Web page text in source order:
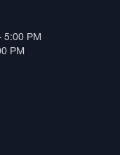
5:00 PM
PM